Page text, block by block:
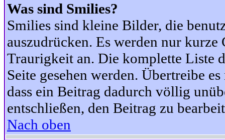
Was sind Smilies?
Smilies sind kleine Bilder, die
auszudrücken. Es werden nur
Traurigkeit an. Die komplette Liste
Seite gesehen werden. Übertreibe
dass ein Beitrag dadurch völlig
entschließen, den Beitrag zu
Nach oben